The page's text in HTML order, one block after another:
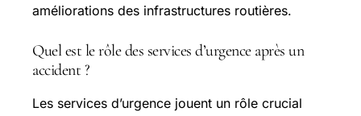
améliorations des infrastructures routières.
Quel est le rôle des services d’urgence après un
accident ?
Les services d’urgence jouent un rôle crucial